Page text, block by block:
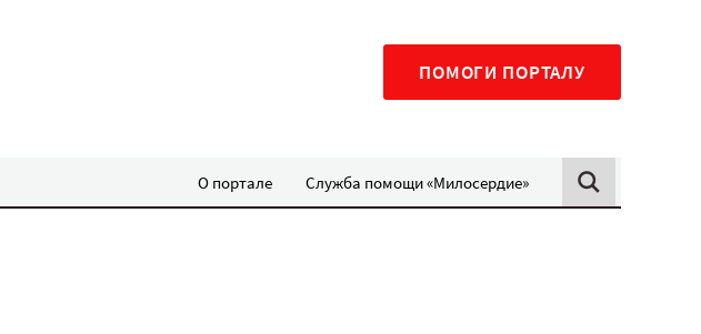
ПОМОГИ ПОРТАЛУ
О портале Служба помощи «Милосердие»